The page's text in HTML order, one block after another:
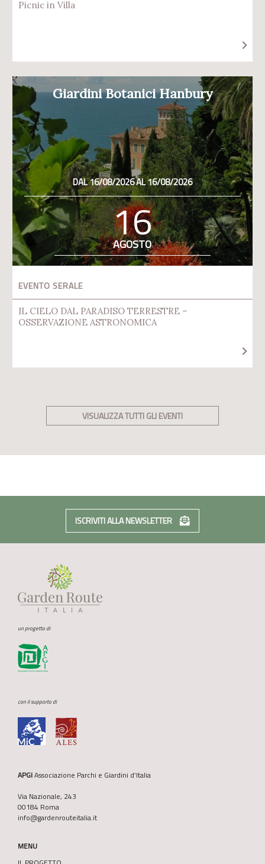
Picnic in Villa
Giardini Botanici Hanbury
DAL 16/08/2026 AL 16/08/2026
16
AGOSTO
EVENTO SERALE
IL CIELO DAL PARADISO TERRESTRE –
OSSERVAZIONE ASTRONOMICA
VISUALIZZA TUTTI GLI EVENTI
ISCRIVITI ALLA NEWSLETTER
un progetto di
con il supporto di
APGIAssociazione Parchi e Giardini d’Italia
Via Nazionale, 243
00184 Roma
info@gardenrouteitalia.it
MENU